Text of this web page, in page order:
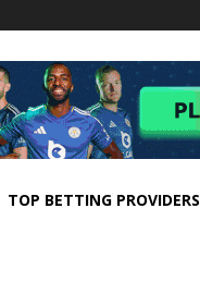
TOP BETTING PROVIDERS